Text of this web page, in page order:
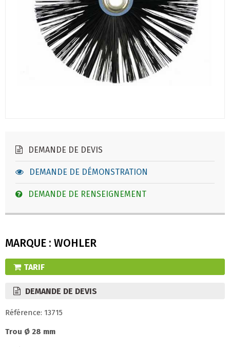
DEMANDE DE DEVIS
DEMANDE DE DÉMONSTRATION
DEMANDE DE RENSEIGNEMENT
MARQUE : WOHLER
TARIF
DEMANDE DE DEVIS
Référence: 13715
Trou Ø 28 mm